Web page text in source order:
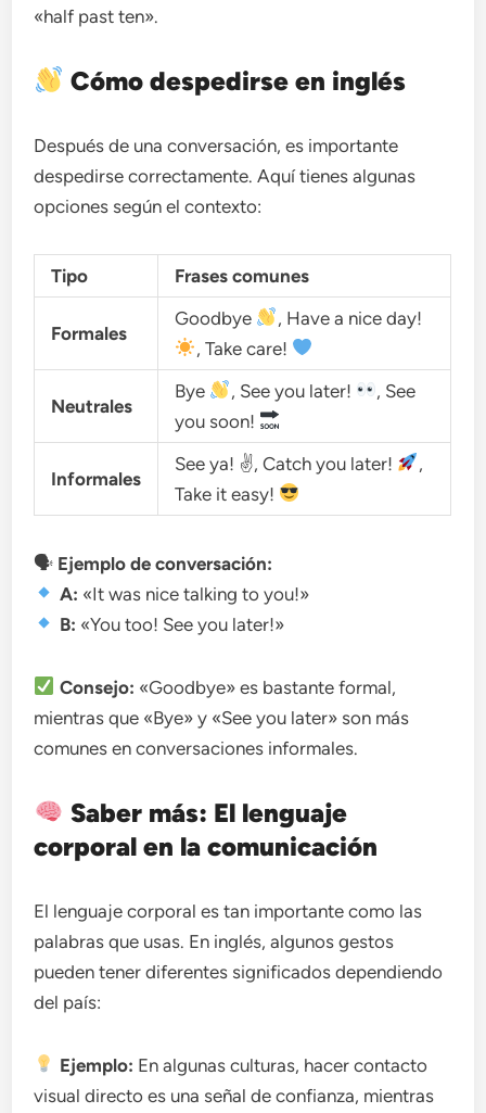
«half past ten».
Cómo despedirse en inglés
Después de una conversación, es importante
despedirse correctamente. Aquí tienes algunas
opciones según el contexto:
Tipo Frases comunes
Formales
Goodbye
, Have a nice day!
, Take care!
Neutrales
Bye , See you later!
, See
you soon!
Informales
See ya! ✌, Catch you later!
,
Take it easy!
🗣 Ejemplo de conversación:
A: «It was nice talking to you!»
B: «You too! See you later!»
Consejo: «Goodbye» es bastante formal,
mientras que «Bye» y «See you later» son más
comunes en conversaciones informales.
Saber más: El lenguaje
corporal en la comunicación
El lenguaje corporal es tan importante como las
palabras que usas. En inglés, algunos gestos
pueden tener diferentes significados dependiendo
del país:
Ejemplo: En algunas culturas, hacer contacto
visual directo es una señal de confianza, mientras